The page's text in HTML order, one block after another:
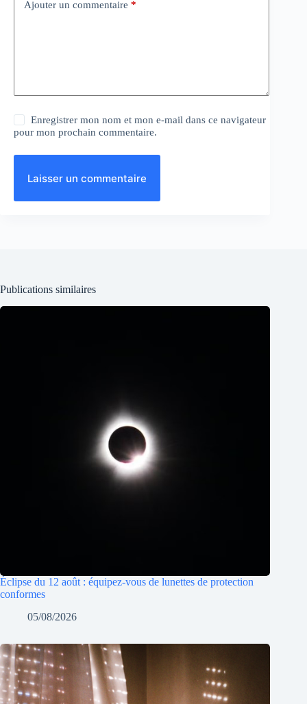
Ajouter un commentaire *
Enregistrer mon nom et mon e-mail dans ce navigateur
pour mon prochain commentaire.
Laisser un commentaire
Publications similaires
Éclipse du 12 août : équipez-vous de lunettes de protection
conformes
05/08/2026